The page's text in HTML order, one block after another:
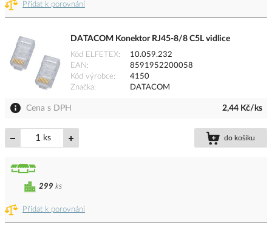
Přidat k porovnání
DATACOM Konektor RJ45-8/8 C5L vidlice
Kód ELFETEX
10.059.232
EAN
8591952200058
Kód výrobce
4150
Značka
DATACOM
Cena s DPH 2,44 Kč/ks
ks do košíku
Přidat k porovnání
299 ks